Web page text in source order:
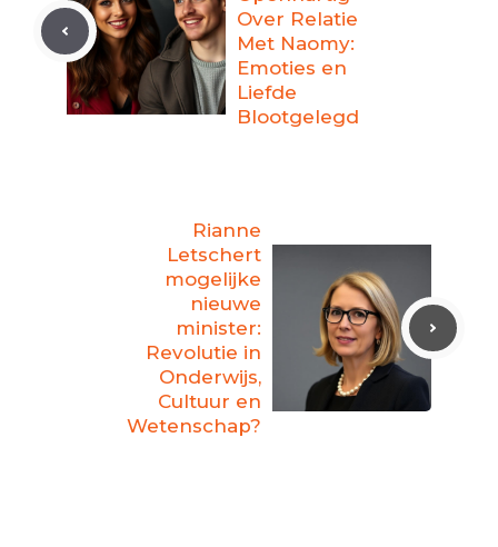
Over Relatie
Met Naomy:
Emoties en
Liefde
Blootgelegd
Rianne
Letschert
mogelijke
nieuwe
minister:
Revolutie in
Onderwijs,
Cultuur en
Wetenschap?